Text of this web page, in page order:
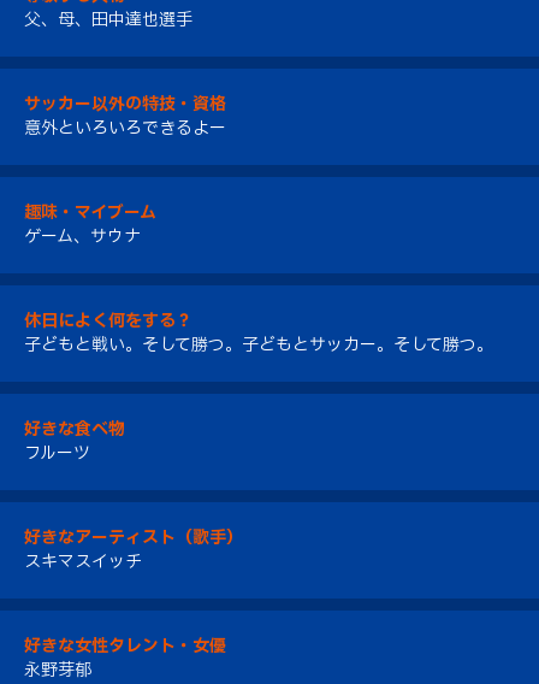
父、母、田中達也選手
サッカー以外の特技・資格
意外といろいろできるよー
趣味・マイブーム
ゲーム、サウナ
休日によく何をする？
子どもと戦い。そして勝つ。子どもとサッカー。そして勝つ。
好きな食べ物
フルーツ
好きなアーティスト（歌手）
スキマスイッチ
好きな女性タレント・女優
永野芽郁